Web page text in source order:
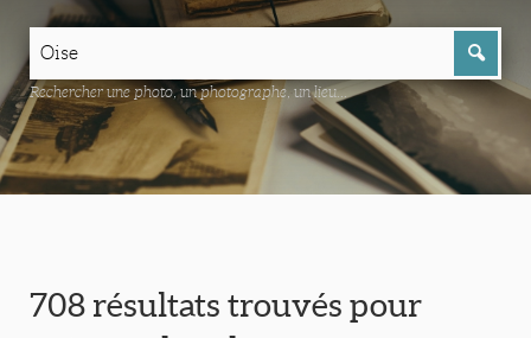
Rechercher une photo, un photographe, un lieu...
708 résultats trouvés pour